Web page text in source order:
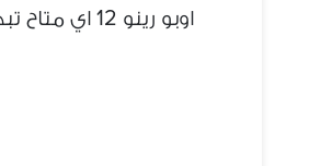
اوبو رينو 12 اي متاح تبديل على ايفون 13 عادي او سامسونج اس 22 الترا